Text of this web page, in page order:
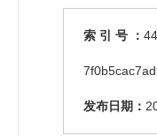
索 引 号 ：
发布日期：